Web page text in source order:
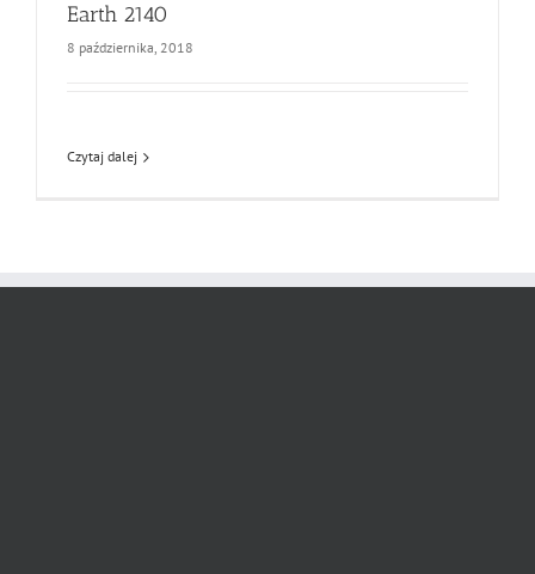
Earth 2140
8 października, 2018
Czytaj dalej